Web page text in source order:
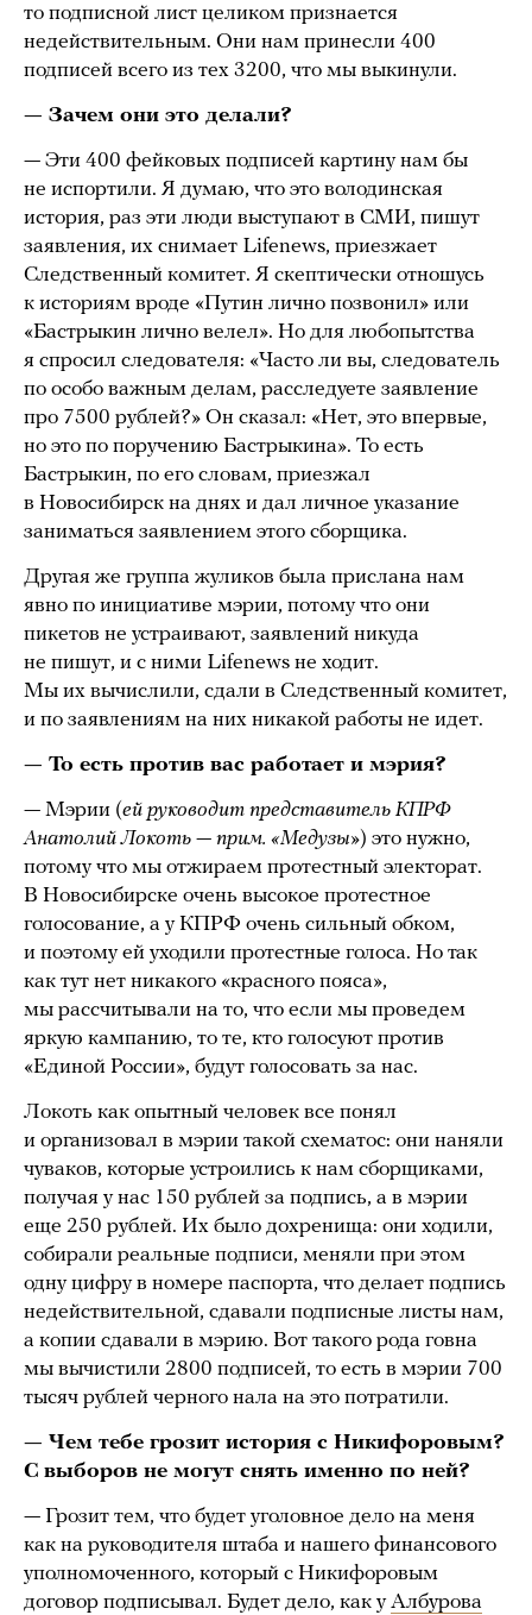
то подписной лист целиком признается
недействительным. Они нам принесли 400
подписей всего из тех 3200, что мы выкинули.
— Зачем они это делали?
— Эти 400 фейковых подписей картину нам бы
не испортили. Я думаю, что это володинская
история, раз эти люди выступают в СМИ, пишут
заявления, их снимает Lifenews, приезжает
Следственный комитет. Я скептически отношусь
к историям вроде «Путин лично позвонил» или
«Бастрыкин лично велел». Но для любопытства
я спросил следователя: «Часто ли вы, следователь
по особо важным делам, расследуете заявление
про 7500 рублей?» Он сказал: «Нет, это впервые,
но это по поручению Бастрыкина». То есть
Бастрыкин, по его словам, приезжал
в Новосибирск на днях и дал личное указание
заниматься заявлением этого сборщика.
Другая же группа жуликов была прислана нам
явно по инициативе мэрии, потому что они
пикетов не устраивают, заявлений никуда
не пишут, и с ними Lifenews не ходит.
Мы их вычислили, сдали в Следственный комитет,
и по заявлениям на них никакой работы не идет.
— То есть против вас работает и мэрия?
— Мэрии (ей руководит представитель КПРФ
Анатолий Локоть — прим. «Медузы») это нужно,
потому что мы отжираем протестный электорат.
В Новосибирске очень высокое протестное
голосование, а у КПРФ очень сильный обком,
и поэтому ей уходили протестные голоса. Но так
как тут нет никакого «красного пояса»,
мы рассчитывали на то, что если мы проведем
яркую кампанию, то те, кто голосуют против
«Единой России», будут голосовать за нас.
Локоть как опытный человек все понял
и организовал в мэрии такой схематос: они наняли
чуваков, которые устроились к нам сборщиками,
получая у нас 150 рублей за подпись, а в мэрии
еще 250 рублей. Их было дохренища: они ходили,
собирали реальные подписи, меняли при этом
одну цифру в номере паспорта, что делает подпись
недействительной, сдавали подписные листы нам,
а копии сдавали в мэрию. Вот такого рода говна
мы вычистили 2800 подписей, то есть в мэрии 700
тысяч рублей черного нала на это потратили.
— Чем тебе грозит история с Никифоровым?
С выборов не могут снять именно по ней?
— Грозит тем, что будет уголовное дело на меня
как на руководителя штаба и нашего финансового
уполномоченного, который с Никифоровым
договор подписывал. Будет дело, как уАлбурова